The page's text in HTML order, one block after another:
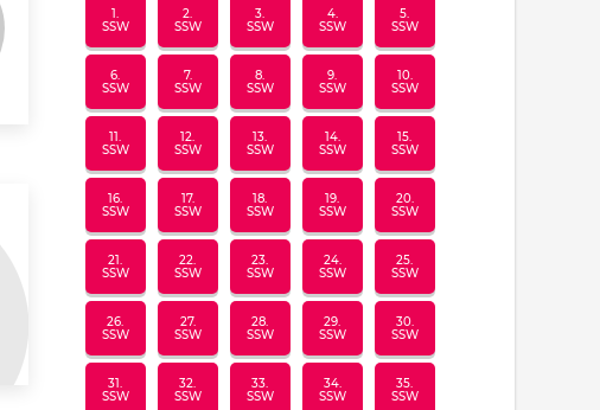
1.
SSW
2.
SSW
3.
SSW
4.
SSW
5.
SSW
6.
SSW
7.
SSW
8.
SSW
9.
SSW
10.
SSW
11.
SSW
12.
SSW
13.
SSW
14.
SSW
15.
SSW
16.
SSW
17.
SSW
18.
SSW
19.
SSW
20.
SSW
21.
SSW
22.
SSW
23.
SSW
24.
SSW
25.
SSW
26.
SSW
27.
SSW
28.
SSW
29.
SSW
30.
SSW
31.
SSW
32.
SSW
33.
SSW
34.
SSW
35.
SSW